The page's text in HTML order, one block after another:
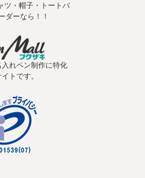
ツ・帽子・トートバ
ダーなら！！
れペン制作に特化
トです。